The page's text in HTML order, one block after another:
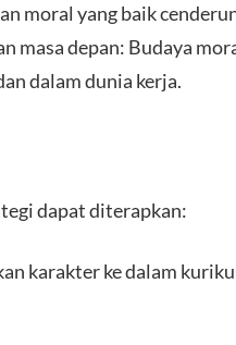
moral yang baik
masa depan: Budaya
dalam dunia kerja.
dapat diterapkan:
karakter ke dalam